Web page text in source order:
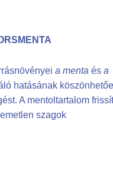
a menta és a
hatásának
A mentoltartalom
szagok